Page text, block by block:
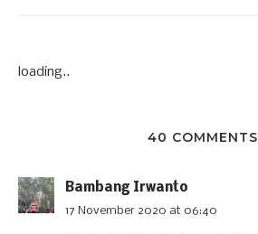
loading..
40 COMMENTS
Bambang Irwanto
17 November 2020 at 06:40